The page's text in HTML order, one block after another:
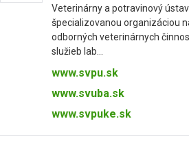
Veterinárny a potravinový
špecializovanou organizáciou
odborných veterinárnych
služieb lab...
www.svpu.sk
www.svuba.sk
www.svpuke.sk